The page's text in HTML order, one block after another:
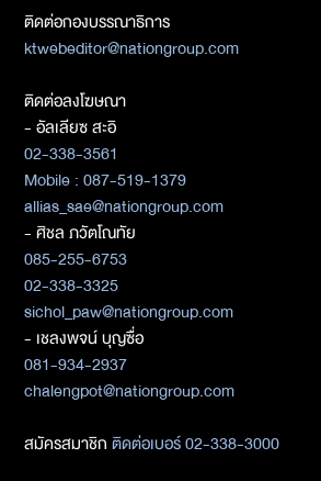
ติดต่อกองบรรณาธิการ
ktwebeditor@nationgroup.com
ติดต่อลงโฆษณา
- อัลเลียซ สะอิ
02-338-3561
Mobile : 087-519-1379
allias_sae@nationgroup.com
- ศิชล ภวัตโณทัย
085-255-6753
02-338-3325
sichol_paw@nationgroup.com
- เชลงพจน์ บุญซื่อ
081-934-2937
chalengpot@nationgroup.com
สมัครสมาชิกติดต่อเบอร์ 02-338-3000